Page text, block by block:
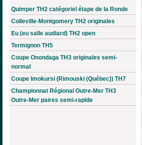
Quimper TH2 catégoriel étape de la Ronde
Colleville-Montgomery TH2 originales
Eu (eu salle audiard) TH2 open
Termignon TH5
Coupe Onondaga TH3 originales semi-
normal
Coupe Imokursi (Rimouski (Québec)) TH7
Championnat Régional Outre-Mer TH3
Outre-Mer paires semi-rapide